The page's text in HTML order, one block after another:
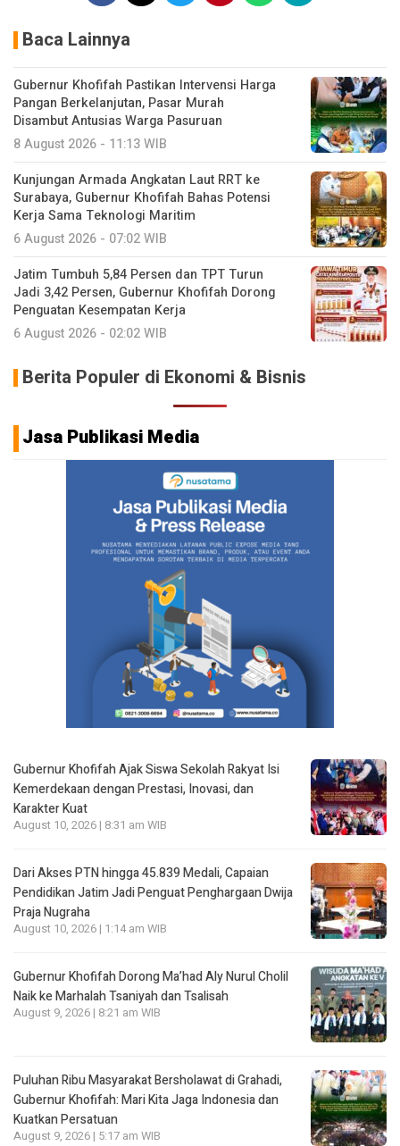
Baca Lainnya
Gubernur Khofifah Pastikan Intervensi Harga
Pangan Berkelanjutan, Pasar Murah
Disambut Antusias Warga Pasuruan
8 August 2026 - 11:13 WIB
Kunjungan Armada Angkatan Laut RRT ke
Surabaya, Gubernur Khofifah Bahas Potensi
Kerja Sama Teknologi Maritim
6 August 2026 - 07:02 WIB
Jatim Tumbuh 5,84 Persen dan TPT Turun
Jadi 3,42 Persen, Gubernur Khofifah Dorong
Penguatan Kesempatan Kerja
6 August 2026 - 02:02 WIB
Berita Populer di Ekonomi & Bisnis
Jasa Publikasi Media
Gubernur Khofifah Ajak Siswa Sekolah Rakyat Isi
Kemerdekaan dengan Prestasi, Inovasi, dan
Karakter Kuat
August 10, 2026 | 8:31 am WIB
Dari Akses PTN hingga 45.839 Medali, Capaian
Pendidikan Jatim Jadi Penguat Penghargaan Dwija
Praja Nugraha
August 10, 2026 | 1:14 am WIB
Gubernur Khofifah Dorong Ma’had Aly Nurul Cholil
Naik ke Marhalah Tsaniyah dan Tsalisah
August 9, 2026 | 8:21 am WIB
Puluhan Ribu Masyarakat Bersholawat di Grahadi,
Gubernur Khofifah: Mari Kita Jaga Indonesia dan
Kuatkan Persatuan
August 9, 2026 | 5:17 am WIB